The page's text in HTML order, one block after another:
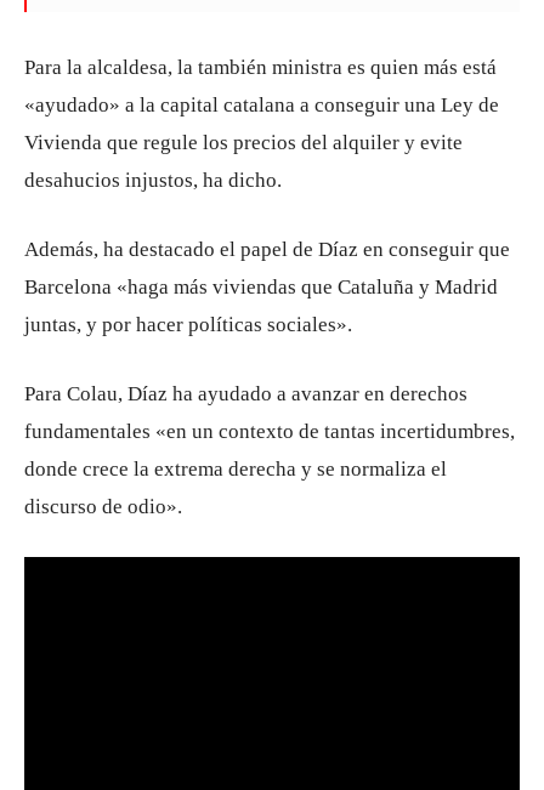
Para la alcaldesa, la también ministra es quien más está
«ayudado» a la capital catalana a conseguir una Ley de
Vivienda que regule los precios del alquiler y evite
desahucios injustos, ha dicho.
Además, ha destacado el papel de Díaz en conseguir que
Barcelona «haga más viviendas que Cataluña y Madrid
juntas, y por hacer políticas sociales».
Para Colau, Díaz ha ayudado a avanzar en derechos
fundamentales «en un contexto de tantas incertidumbres,
donde crece la extrema derecha y se normaliza el
discurso de odio».